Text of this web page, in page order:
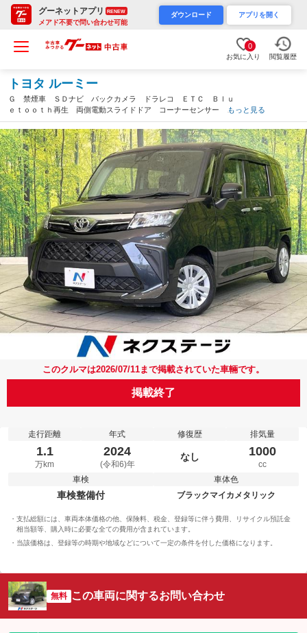
グーネットアプリ RENEW
メアド不要で問い合わせ可能
ダウンロード アプリを開く
0
お気に入り 閲覧履歴
トヨタ ルーミー
Ｇ 禁煙車 ＳＤナビ バックカメラ ドラレコ ＥＴＣ Ｂｌｕ
ｅｔｏｏｔｈ再生 両側電動スライドドア コーナーセンサー ス
マートアシスト オートエアコン ステアリングスイッチ ＬＥＤ
ヘッドライト（愛知県）
もっと見る
このクルマは2026/07/11まで掲載されていた車輛です。
掲載終了
走行距離
1.1
万km
年式
2024
(令和6)年
修復歴
なし
排気量
1000
cc
車検
車検整備付
車体色
ブラックマイカメタリック
支払総額には、車両本体価格の他、保険料、税金、登録等に伴う費用、リサイクル預託金
相当額等、購入時に必要な全ての費用が含まれています。
当該価格は、登録等の時期や地域などについて一定の条件を付した価格になります。
無料 この車両に関するお問い合わせ